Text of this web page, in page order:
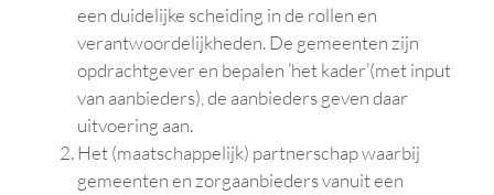
een duidelijke scheiding in de rollen en
verantwoordelijkheden. De gemeenten zijn
opdrachtgever en bepalen ’het kader’(met input
van aanbieders), de aanbieders geven daar
uitvoering aan.
Het (maatschappelijk) partnerschap waarbij
gemeenten en zorgaanbieders vanuit een